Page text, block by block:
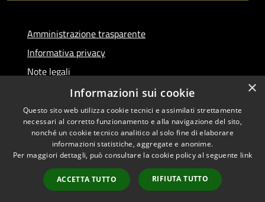
Amministrazione trasparente
Informativa privacy
Note legali
Dichiarazione di accessibilità
RSS
Accessibilità
Copyright © 2026 • Comune di
Municipium•
Accesso
redazione
×
Informazioni sui cookie
Questo sito web utilizza cookie tecnici e assimilati strettamente
necessari al corretto funzionamento e alla navigazione del sito,
nonché un cookie tecnico analitico al solo fine di elaborare
informazioni statistiche, aggregate e anonime.
Per maggiori dettagli, può consultare la cookie policy al seguente link
ACCETTA TUTTO RIFIUTA TUTTO